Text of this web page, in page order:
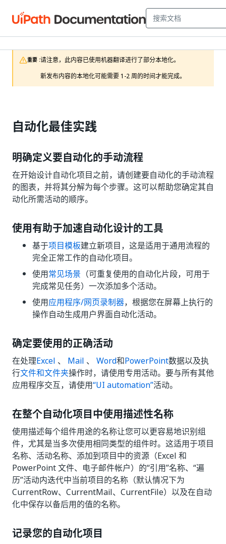
重要 :请注意，此内容已使用机器翻译进行了部分本地化。
新发布内容的本地化可能需要 1-2 周的时间才能完成。
自动化最佳实践
明确定义要自动化的手动流程
在开始设计自动化项目之前，请创建要自动化的手动流程
的图表，并将其分解为每个步骤。这可以帮助您确定其自
动化所需活动的顺序。
使用有助于加速自动化设计的工具
基于项目模板建立新项目，这是适用于通用流程的
完全正常工作的自动化项目。
使用常见场景 （可重复使用的自动化片段，可用于
完成常见任务）一次添加多个活动。
使用应用程序/网页录制器，根据您在屏幕上执行的
操作自动生成用户界面自动化活动。
确定要使用的正确活动
在处理Excel 、 Mail 、 Word和PowerPoint数据以及执
行文件和文件夹操作时，请使用专用活动。要与所有其他
应用程序交互，请使用“UI automation”活动。
在整个自动化项目中使用描述性名称
使用描述每个组件用途的名称让您可以更容易地识别组
件，尤其是当多次使用相同类型的组件时。这适用于项目
名称、活动名称、添加到项目中的资源（Excel 和
PowerPoint 文件、电子邮件帐户）的“引用”名称、“遍
历”活动内迭代中当前项目的名称（默认情况下为
CurrentRow、CurrentMail、CurrentFile）以及在自动
化中保存以备后用的值的名称。
记录您的自动化项目